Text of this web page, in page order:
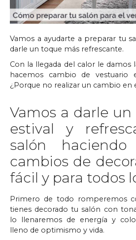
Vamos a ayudarte a preparar tu
darle un toque más refrescante.
Con la llegada del calor le damos
hacemos cambio de vestuario
¿Porque no realizar un cambio en
Vamos a darle
estival y
salón haciendo
cambios de
fácil y para todos
Primero de todo romperemos
tienes decorado tu salón con
lo llenaremos de energía y
lleno de optimismo y vida.